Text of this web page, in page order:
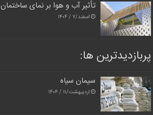
تأثیر آب و هوا بر نمای ساختمان
اسفند/۷ / ۱۴۰۴
پربازدیدترین‌ ها:
سیمان سیاه
اردیبهشت/۱۱ / ۱۴۰۴